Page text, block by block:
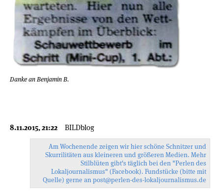
Danke an Benjamin B.
8.11.2015, 21:22 BILDblog
Am Wochenende zeigen wir hier schöne Schnitzer und
Skurrilitäten aus kleineren und größeren Medien. Mehr
Stilblüten gibt's täglich bei den "Perlen des
Lokaljournalismus" (Facebook). Fundstücke (bitte mit
Quelle) gerne anpost@perlen-des-lokaljournalismus.de